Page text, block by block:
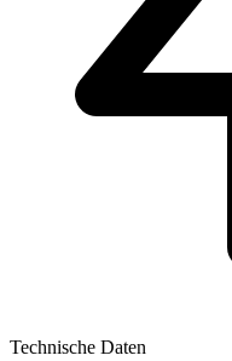
Technische Daten